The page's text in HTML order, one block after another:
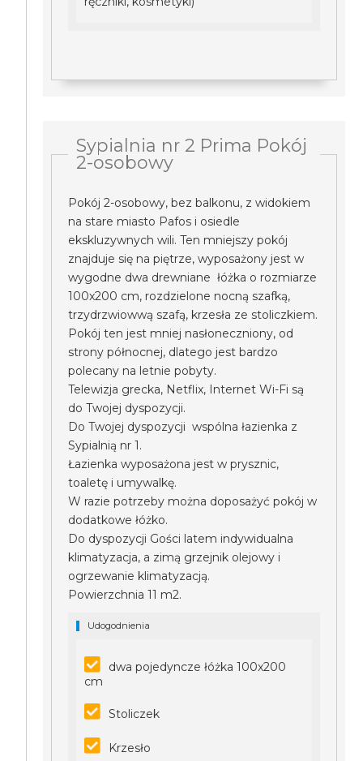
Sypialnia nr 2 Prima Pokój
2-osobowy
Pokój 2-osobowy, bez balkonu, z widokiem
na stare miasto Pafos i osiedle
ekskluzywnych wili. Ten mniejszy pokój
znajduje się na piętrze, wyposażony jest w
wygodne dwa drewniane łóżka o rozmiarze
100x200 cm, rozdzielone nocną szafką,
trzydrzwiowwą szafą, krzesła ze stoliczkiem.
Pokój ten jest mniej nasłoneczniony, od
strony północnej, dlatego jest bardzo
polecany na letnie pobyty.
Telewizja grecka, Netflix, Internet Wi-Fi są
do Twojej dyspozycji.
Do Twojej dyspozycji wspólna łazienka z
Sypialnią nr 1.
Łazienka wyposażona jest w prysznic,
toaletę i umywalkę.
W razie potrzeby można doposażyć pokój w
dodatkowe łóżko.
Do dyspozycji Gości latem indywidualna
klimatyzacja, a zimą grzejnik olejowy i
ogrzewanie klimatyzacją.
Powierzchnia 11 m2.
Udogodnienia
dwa pojedyncze łóżka 100x200
cm
Stoliczek
Krzesło